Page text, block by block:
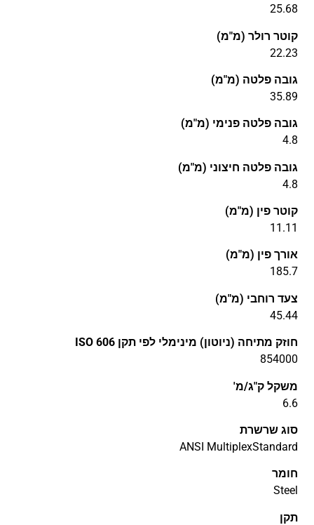
25.68
קוטר רולר (מ"מ)
22.23
גובה פלטה (מ"מ)
35.89
גובה פלטה פנימי (מ"מ)
4.8
גובה פלטה חיצוני (מ"מ)
4.8
קוטר פין (מ"מ)
11.11
אורך פין (מ"מ)
185.7
צעד רוחבי (מ"מ)
45.44
חוזק מתיחה (ניוטון) מינימלי לפי תקן ISO 606
854000
משקל ק"ג/מ'
6.6
סוג שרשרת
ANSI MultiplexStandard
חומר
Steel
תקן